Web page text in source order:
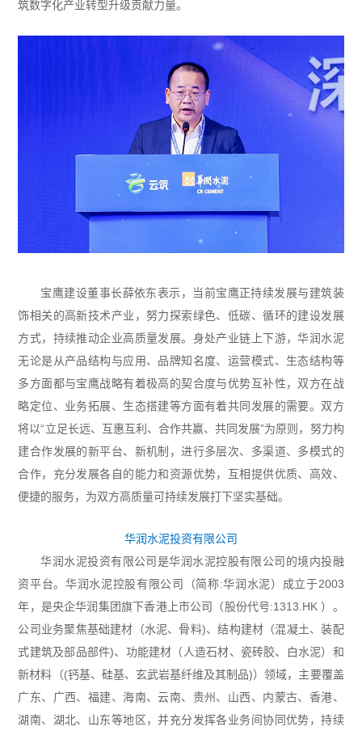
筑数字化产业转型升级贡献力量。
宝鹰建设董事长薛依东表示，当前宝鹰正持续发展与建筑装
饰相关的高新技术产业，努力探索绿色、低碳、循环的建设发展
方式，持续推动企业高质量发展。身处产业链上下游，华润水泥
无论是从产品结构与应用、品牌知名度、运营模式、生态结构等
多方面都与宝鹰战略有着极高的契合度与优势互补性，双方在战
略定位、业务拓展、生态搭建等方面有着共同发展的需要。双方
将以“立足长远、互惠互利、合作共赢、共同发展”为原则，努力构
建合作发展的新平台、新机制，进行多层次、多渠道、多模式的
合作，充分发展各自的能力和资源优势，互相提供优质、高效、
便捷的服务，为双方高质量可持续发展打下坚实基础。
华润水泥投资有限公司
华润水泥投资有限公司是华润水泥控股有限公司的境内投融
资平台。华润水泥控股有限公司（简称:华润水泥）成立于2003
年，是央企华润集团旗下香港上市公司（股份代号:1313.HK ）。
公司业务聚焦基础建材（水泥、骨料)、结构建材（混凝土、装配
式建筑及部品部件)、功能建材（人造石材、瓷砖胶、白水泥）和
新材料（(钙基、硅基、玄武岩基纤维及其制品)）领域，主要覆盖
广东、广西、福建、海南、云南、贵州、山西、内蒙古、香港、
湖南、湖北、山东等地区，并充分发挥各业务间协同优势，持续